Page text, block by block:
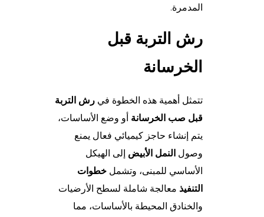
المدمرة.
رش التربة قبل
الخرسانة
تتمثل أهمية هذه الخطوة فيرش التربة
قبل صب الخرسانة أو وضع الأساسات،
يتم إنشاء حاجز كيميائي فعال يمنع
وصولالنمل الأبيض إلى الهيكل
الأساسي للمبنى، وتشملخطوات
التنفيذ معالجة شاملة لسطح الأرضيات
والخنادق المحيطة بالأساسات، مما